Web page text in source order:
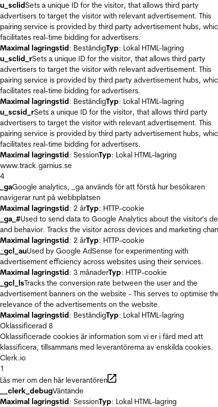
u_sclidSets a unique ID for the visitor, that allows third party
advertisers to target the visitor with relevant advertisement. This
pairing service is provided by third party advertisement hubs,
facilitates real-time bidding for advertisers.
Maximal lagringstid: BeständigTyp: Lokal HTML-lagring
u_sclid_rSets a unique ID for the visitor, that allows third party
advertisers to target the visitor with relevant advertisement. This
pairing service is provided by third party advertisement hubs,
facilitates real-time bidding for advertisers.
Maximal lagringstid: BeständigTyp: Lokal HTML-lagring
u_scsid_rSets a unique ID for the visitor, that allows third party
advertisers to target the visitor with relevant advertisement. This
pairing service is provided by third party advertisement hubs,
facilitates real-time bidding for advertisers.
Maximal lagringstid: SessionTyp: Lokal HTML-lagring
www.track.garnius.se
4
_gaGoogle analytics, _ga används för att förstå hur besökaren
navigerar runt på webbplatsen
Maximal lagringstid: 2 årTyp: HTTP-cookie
_ga_#Used to send data to Google Analytics about the visitor's
and behavior. Tracks the visitor across devices and marketing
Maximal lagringstid: 2 årTyp: HTTP-cookie
_gcl_auUsed by Google AdSense for experimenting with
advertisement efficiency across websites using their services.
Maximal lagringstid: 3 månaderTyp: HTTP-cookie
_gcl_lsTracks the conversion rate between the user and the
advertisement banners on the website - This serves to optimise
relevance of the advertisements on the website.
Maximal lagringstid: BeständigTyp: Lokal HTML-lagring
Oklassificerad 8
Oklassificerade cookies är information som vi er i färd med att
klassificera, tillsammans med leverantörerna av enskilda cookies.
Clerk.io
1
Läs mer om den här leverantören
__clerk_debugVäntande
Maximal lagringstid: SessionTyp: Lokal HTML-lagring